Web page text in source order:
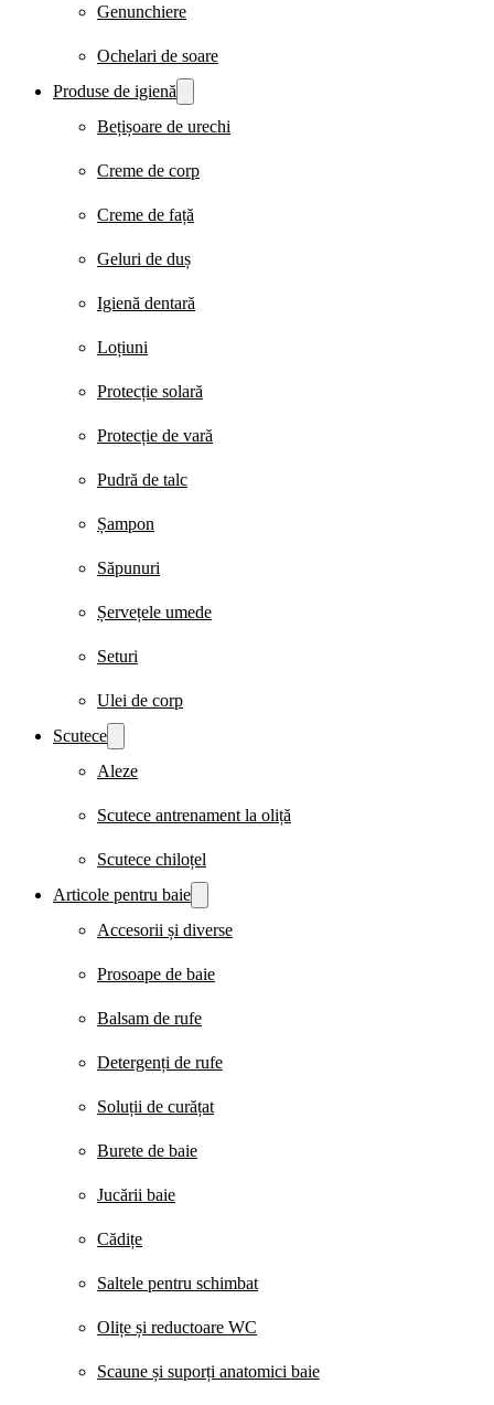
Genunchiere
Ochelari de soare
Produse de igienă
Bețișoare de urechi
Creme de corp
Creme de față
Geluri de duș
Igienă dentară
Loțiuni
Protecție solară
Protecție de vară
Pudră de talc
Șampon
Săpunuri
Șervețele umede
Seturi
Ulei de corp
Scutece
Aleze
Scutece antrenament la oliță
Scutece chiloțel
Articole pentru baie
Accesorii și diverse
Prosoape de baie
Balsam de rufe
Detergenți de rufe
Soluții de curățat
Burete de baie
Jucării baie
Cădițe
Saltele pentru schimbat
Olițe și reductoare WC
Scaune și suporți anatomici baie